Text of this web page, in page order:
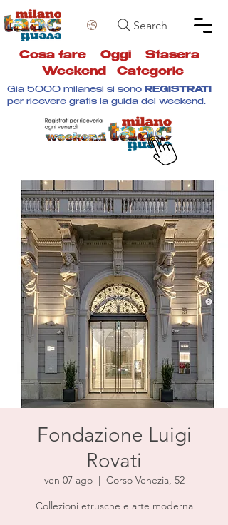
Search
Cosa fare Oggi Stasera
Weekend
Categorie
Già 5000 milanesi si sono REGISTRATI
per ricevere gratis la guida del weekend.
Fondazione Luigi
Rovati
ven 07 ago
  |
Corso Venezia, 52
Collezioni etrusche e arte moderna